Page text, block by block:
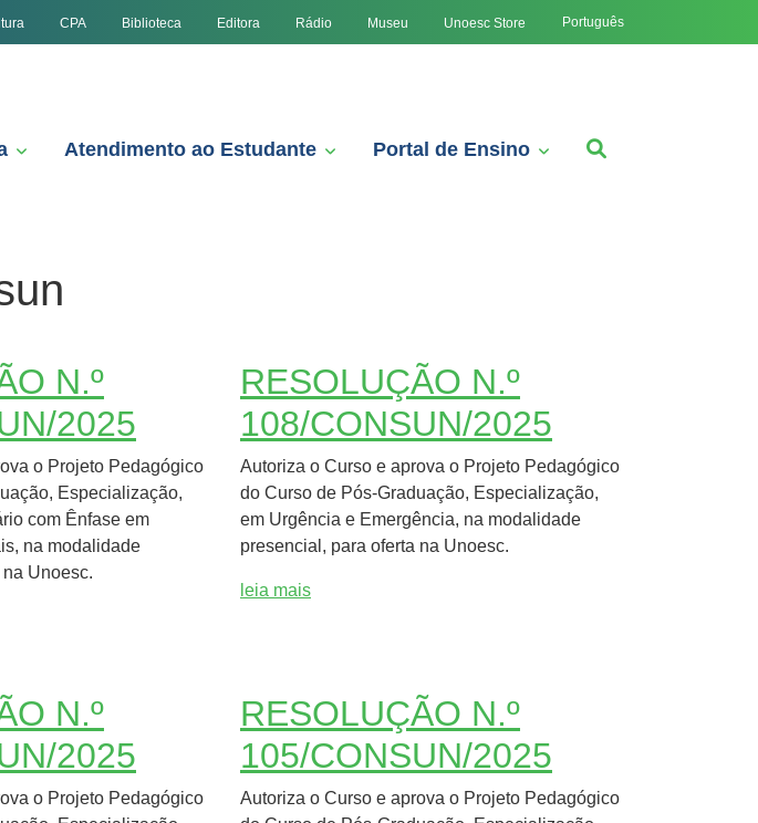
CPA Biblioteca Editora Rádio Museu Unoesc Store Português
Atendimento ao Estudante Portal de Ensino
N.º
2025
o Projeto Pedagógico
Especialização,
com Ênfase em
na modalidade
Unoesc.
RESOLUÇÃO N.º
108/CONSUN/2025
Autoriza o Curso e aprova o Projeto Pedagógico
do Curso de Pós-Graduação, Especialização,
em Urgência e Emergência, na modalidade
presencial, para oferta na Unoesc.
leia mais
N.º
2025
o Projeto Pedagógico
RESOLUÇÃO N.º
105/CONSUN/2025
Autoriza o Curso e aprova o Projeto Pedagógico